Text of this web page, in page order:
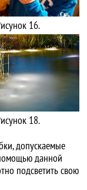
16.
18.
допускаемые
данной
подсветить свою